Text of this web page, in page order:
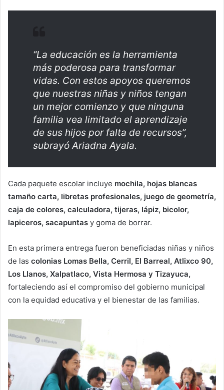
“La educación es la herramienta
más poderosa para transformar
vidas. Con estos apoyos queremos
que nuestras niñas y niños tengan
un mejor comienzo y que ninguna
familia vea limitado el aprendizaje
de sus hijos por falta de recursos”,
subrayó Ariadna Ayala.
Cada paquete escolar incluye mochila, hojas blancas
tamaño carta, libretas profesionales, juego de geometría,
caja de colores, calculadora, tijeras, lápiz, bicolor,
lapiceros, sacapuntas y goma de borrar.
En esta primera entrega fueron beneficiadas niñas y niños
de las colonias Lomas Bella, Cerril, El Barreal, Atlixco 90,
Los Llanos, Xalpatlaco, Vista Hermosa y Tizayuca,
fortaleciendo así el compromiso del gobierno municipal
con la equidad educativa y el bienestar de las familias.